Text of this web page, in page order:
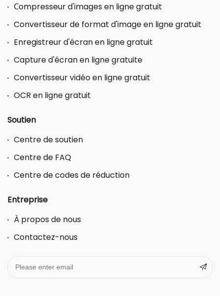
Сompresseur d'images en ligne gratuit
Convertisseur de format d'image en ligne gratuit
Enregistreur d'écran en ligne gratuit
Capture d'écran en ligne gratuite
Convertisseur vidéo en ligne gratuit
OCR en ligne gratuit
Soutien
Centre de soutien
Centre de FAQ
Centre de codes de réduction
Entreprise
À propos de nous
Contactez-nous